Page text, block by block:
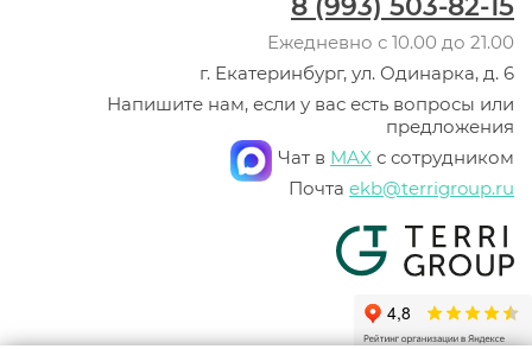
Ежедневно с 10.00 до 21.00
г. Екатеринбург, ул. Одинарка, д. 6
Напишите нам, если у вас есть вопросы или
предложения
Чат в MAX с сотрудником
Почта ekb@terrigroup.ru